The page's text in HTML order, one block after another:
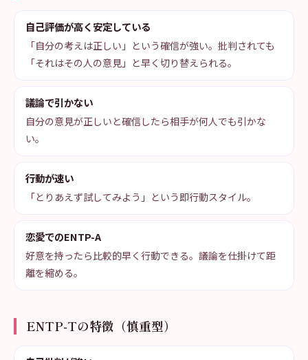
自己評価が高く安定している
「自分の考えは正しい」という確信が強い。批判されても
「それはその人の意見」と早く切り替えられる。
議論で引かない
自分の意見が正しいと確信したら相手が何人でも引かな
い。
行動が速い
「とりあえず試してみよう」という即行動スタイル。
恋愛でのENTP-A
好意を持ったら比較的早く行動できる。議論を仕掛けて距
離を縮める。
ENTP-Tの特徴（慎重型）